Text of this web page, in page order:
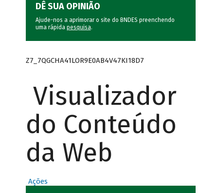
DÊ SUA OPINIÃO
Ajude-nos a aprimorar o site do BNDES preenchendo
uma rápida pesquisa.
Z7_7QGCHA41LOR9E0AB4V47KI18D7
Visualizador
do Conteúdo
da Web
Ações